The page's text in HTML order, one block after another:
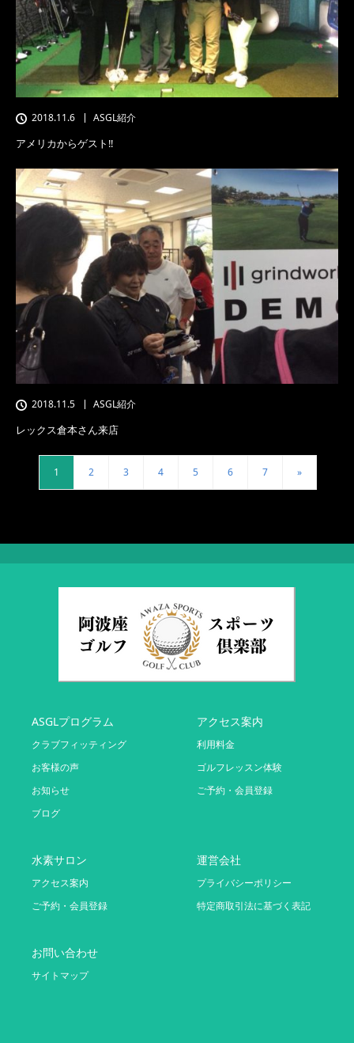
2018.11.6 ASGL紹介
アメリカからゲスト‼️
2018.11.5 ASGL紹介
レックス倉本さん来店
1 2 3 4 5 6 7 »
ASGLプログラム
クラブフィッティング
お客様の声
お知らせ
ブログ
アクセス案内
利用料金
ゴルフレッスン体験
ご予約・会員登録
水素サロン
アクセス案内
ご予約・会員登録
運営会社
プライバシーポリシー
特定商取引法に基づく表記
お問い合わせ
サイトマップ